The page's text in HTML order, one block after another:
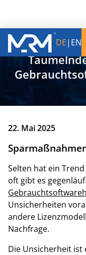
DE| EN
22. Mai 2025
Selten hat ein
oft gibt es
Unsicherheiten
andere
Nachfrage.
Die Unsicherheit ist